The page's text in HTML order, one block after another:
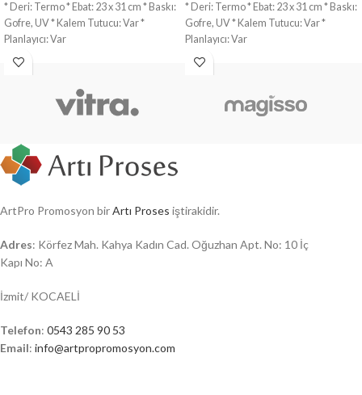
* Deri: Termo * Ebat: 23 x 31 cm * Baskı:
Gofre, UV * Kalem Tutucu: Var *
Planlayıcı: Var
* Deri: Termo * Ebat: 23 x 31 cm * Baskı:
Gofre, UV * Kalem Tutucu: Var *
Planlayıcı: Var
ArtPro Promosyon birArtı Proses iştirakidir.
Adres: Körfez Mah. Kahya Kadın Cad. Oğuzhan Apt. No: 10 İç
Kapı No: A
İzmit/ KOCAELİ
Telefon: 0543 285 90 53
Email: info@artpropromosyon.com